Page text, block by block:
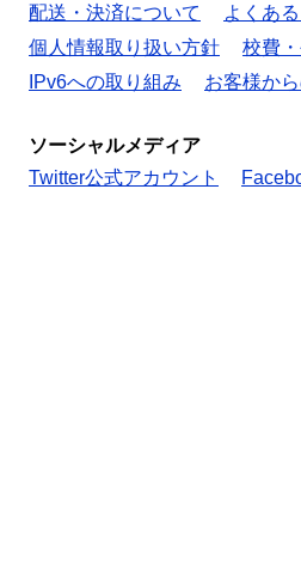
配送・決済について
よくあ
個人情報取り扱い方針
校費
IPv6への取り組み
お客様か
ソーシャルメディア
Twitter公式アカウント